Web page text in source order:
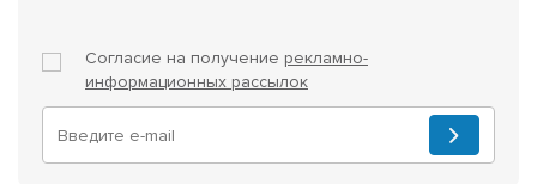
Согласие на получение рекламно-
информационных рассылок